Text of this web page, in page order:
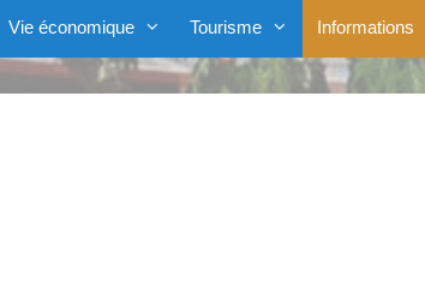
Vie économique Tourisme Informations